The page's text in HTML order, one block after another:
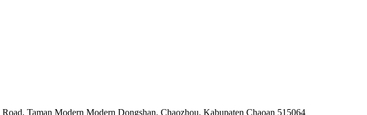
Taman Modern Modern Dongshan, Chaozhou, Kabupaten Chaoan 515064